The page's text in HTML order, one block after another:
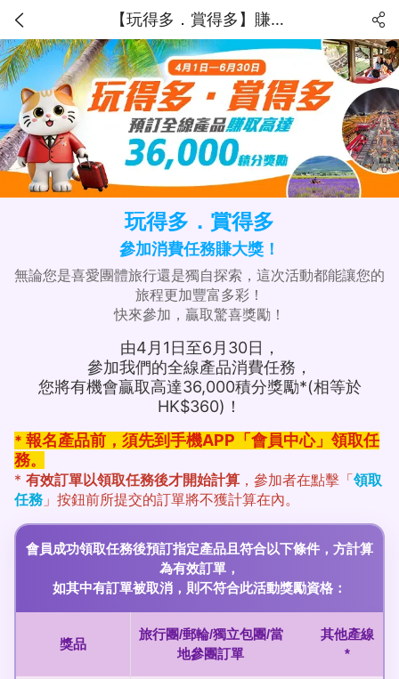
【玩得多．賞得多】賺取高達36,000獎勵積分！
玩得多．賞得多
參加消費任務賺大獎！
無論您是喜愛團體旅行還是獨自探索，這次活動都能讓您的
旅程更加豐富多彩！
快來參加，贏取驚喜獎勵！
由4月1日至6月30日，
參加我們的全線產品消費任務，
您將有機會贏取高達36,000積分獎勵*(相等於
HK$360)！
* 報名產品前，須先到手機APP「會員中心」領取任
務。
* 有效訂單以領取任務後才開始計算 ，參加者在點擊「領取
任務 」按鈕前所提交的訂單將不獲計算在內。
會員成功領取任務後預訂指定產品且符合以下條件，方計算
為有效訂單，
如其中有訂單被取消，則不符合此活動獎勵資格：
獎品
旅行團/郵輪/獨立包團/當
地參團訂單
其他產線
*